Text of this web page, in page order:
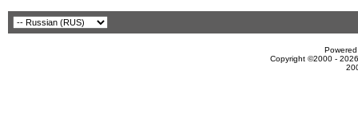
Copyright ©2000 -